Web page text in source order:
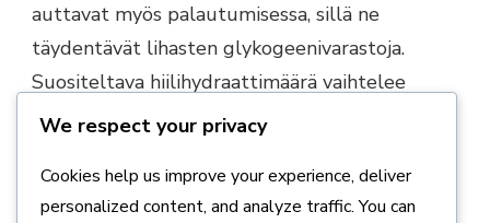
auttavat myös palautumisessa, sillä ne
täydentävät lihasten glykogeenivarastoja.
Suositeltava hiilihydraattimäärä vaihtelee
harjoitusintensiivisyyden mukaan, mutta noin 3-
päivässä on yleinen suositus.
We respect your privacy
Cookies help us improve your experience, deliver
personalized content, and analyze traffic. You can